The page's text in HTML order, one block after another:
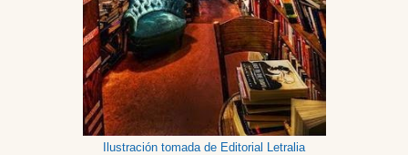
Ilustración tomada de Editorial Letralia